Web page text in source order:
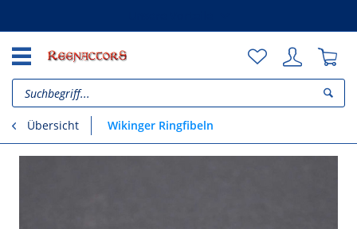
Übersicht Wikinger Ringfibeln